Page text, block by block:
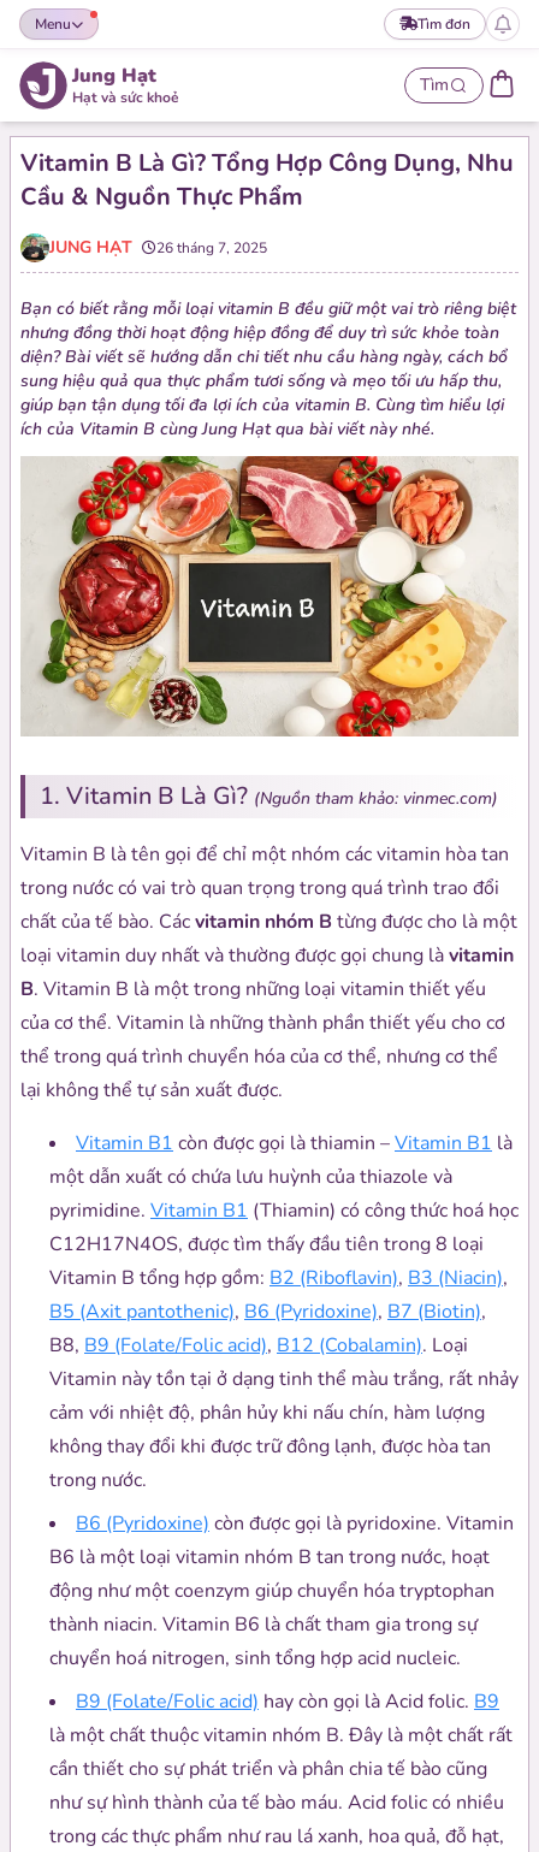
Menu Tìm đơn
Jung Hạt
Hạt và sức khoẻ
Tìm
Vitamin B Là Gì? Tổng Hợp Công Dụng, Nhu
Cầu & Nguồn Thực Phẩm
JUNG HẠT 26 tháng 7, 2025
Bạn có biết rằng mỗi loại vitamin B đều giữ một vai trò riêng biệt
nhưng đồng thời hoạt động hiệp đồng để duy trì sức khỏe toàn
diện? Bài viết sẽ hướng dẫn chi tiết nhu cầu hàng ngày, cách bổ
sung hiệu quả qua thực phẩm tươi sống và mẹo tối ưu hấp thu,
giúp bạn tận dụng tối đa lợi ích của vitamin B. Cùng tìm hiểu lợi
ích của Vitamin B cùng Jung Hạt qua bài viết này nhé.
1. Vitamin B Là Gì? (Nguồn tham khảo: vinmec.com)
Vitamin B là tên gọi để chỉ một nhóm các vitamin hòa tan
trong nước có vai trò quan trọng trong quá trình trao đổi
chất của tế bào. Cácvitamin nhóm Btừng được cho là một
loại vitamin duy nhất và thường được gọi chung làvitamin
B. Vitamin B là một trong những loại vitamin thiết yếu
của cơ thể. Vitamin là những thành phần thiết yếu cho cơ
thể trong quá trình chuyển hóa của cơ thể, nhưng cơ thể
lại không thể tự sản xuất được.
Vitamin B1 còn được gọi là thiamin –Vitamin B1 là
một dẫn xuất có chứa lưu huỳnh của thiazole và
pyrimidine. Vitamin B1 (Thiamin) có công thức hoá học
C12H17N4OS, được tìm thấy đầu tiên trong 8 loại
Vitamin B tổng hợp gồm: B2 (Riboflavin), B3 (Niacin),
B5 (Axit pantothenic), B6 (Pyridoxine), B7 (Biotin),
B8, B9 (Folate/Folic acid), B12 (Cobalamin). Loại
Vitamin này tồn tại ở dạng tinh thể màu trắng, rất nhảy
cảm với nhiệt độ, phân hủy khi nấu chín, hàm lượng
không thay đổi khi được trữ đông lạnh, được hòa tan
trong nước.
B6 (Pyridoxine) còn được gọi là pyridoxine. Vitamin
B6 là một loại vitamin nhóm B tan trong nước, hoạt
động như một coenzym giúp chuyển hóa tryptophan
thành niacin. Vitamin B6 là chất tham gia trong sự
chuyển hoá nitrogen, sinh tổng hợp acid nucleic.
B9 (Folate/Folic acid) hay còn gọi là Acid folic. B9
là một chất thuộc vitamin nhóm B. Đây là một chất rất
cần thiết cho sự phát triển và phân chia tế bào cũng
như sự hình thành của tế bào máu. Acid folic có nhiều
trong các thực phẩm như rau lá xanh, hoa quả, đỗ hạt,